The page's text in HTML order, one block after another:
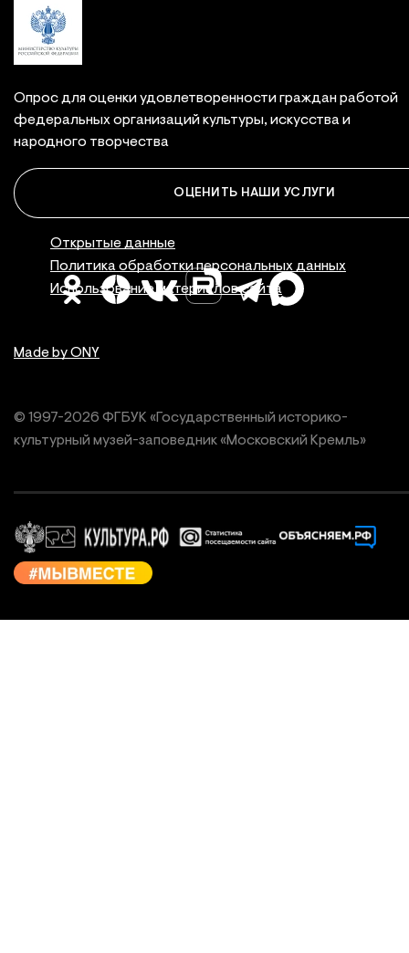
Опрос для оценки удовлетворенности граждан работой
федеральных организаций культуры, искусства и
народного творчества
ОЦЕНИТЬ НАШИ УСЛУГИ
Made by ONY
© 1997-2026 ФГБУК «Государственный историко-
культурный музей-заповедник «Московский Кремль»
Правовая
Открытые данные
Политика обработки персональных данных
Использование материалов сайта